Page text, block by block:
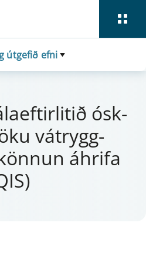
útgefið efni
ósk­
vá­trygg­
áhrifa